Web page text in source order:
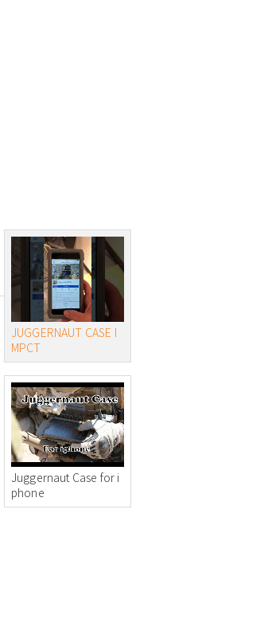
JUGGERNAUT CASE I
MPCT
Juggernaut Case for i
phone